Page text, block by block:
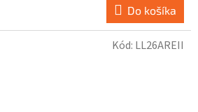
Do košíka
Kód: LL26AREII